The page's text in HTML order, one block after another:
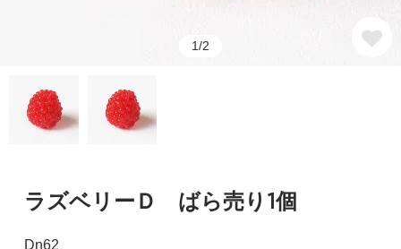
1/2
ラズベリーＤ ばら売り1個
Dn62